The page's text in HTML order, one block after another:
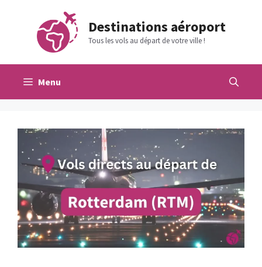
contenu
Destinations aéroport
Tous les vols au départ de votre ville !
Menu